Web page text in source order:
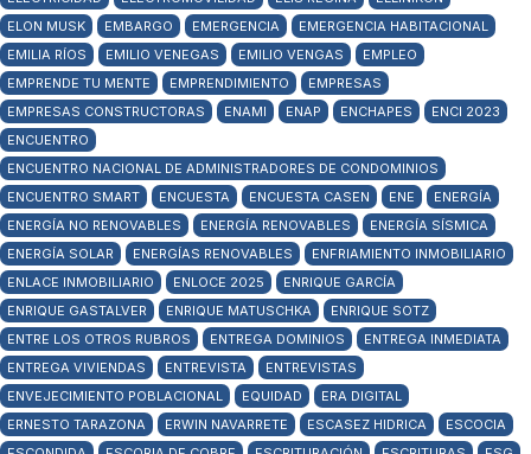
ELON MUSK
EMBARGO EMERGENCIA
EMERGENCIA HABITACIONAL
EMILIA RÍOS
EMILIO VENEGAS EMILIO VENGAS
EMPLEO
EMPRENDE TU MENTE
EMPRENDIMIENTO
EMPRESAS
EMPRESAS CONSTRUCTORAS
ENAMI ENAP ENCHAPES
ENCI 2023
ENCUENTRO
ENCUENTRO NACIONAL DE ADMINISTRADORES DE CONDOMINIOS
ENCUENTRO SMART
ENCUESTA ENCUESTA CASEN ENE
ENERGÍA
ENERGÍA NO RENOVABLES
ENERGÍA RENOVABLES
ENERGÍA SÍSMICA
ENERGÍA SOLAR
ENERGÍAS RENOVABLES
ENFRIAMIENTO INMOBILIARIO
ENLACE INMOBILIARIO
ENLOCE 2025
ENRIQUE GARCÍA
ENRIQUE GASTALVER
ENRIQUE MATUSCHKA
ENRIQUE SOTZ
ENTRE LOS OTROS RUBROS
ENTREGA DOMINIOS
ENTREGA INMEDIATA
ENTREGA VIVIENDAS
ENTREVISTA
ENTREVISTAS
ENVEJECIMIENTO POBLACIONAL
EQUIDAD
ERA DIGITAL
ERNESTO TARAZONA
ERWIN NAVARRETE ESCASEZ HIDRICA
ESCOCIA